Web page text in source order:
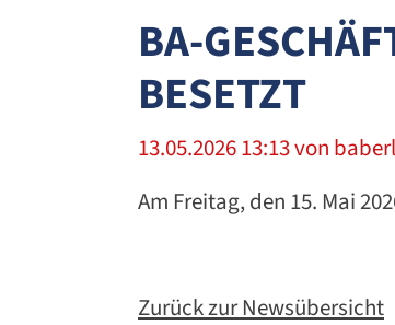
BA-
BESETZT
13.05.2026 13:13von
Am Freitag, den 15. Mai
Zurück zur Newsübersicht